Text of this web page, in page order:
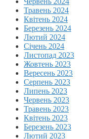
Травень 2024
Квітень 2024
Березень 2024
Лютий 2024
Січень 2024
Листопад 2023
Жовтень 2023
Вересень 2023
Серпень 2023
Липень 2023
Червень 2023
Травень 2023
Квітень 2023
Березень 2023
Лютий 2023